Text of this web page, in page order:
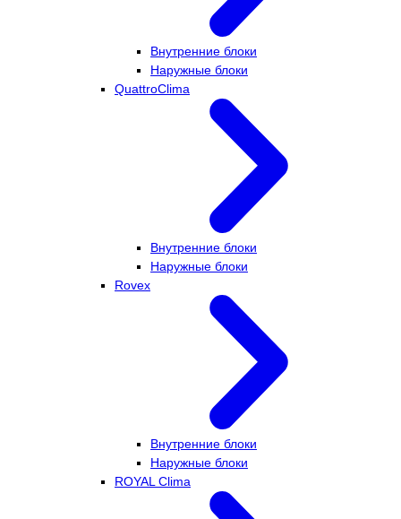
Внутренние блоки
Наружные блоки
QuattroClima
Внутренние блоки
Наружные блоки
Rovex
Внутренние блоки
Наружные блоки
ROYAL Clima